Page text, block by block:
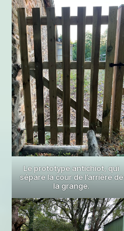
Le prototype antichiot, qui
sépare la cour de l’arrière de
la grange.